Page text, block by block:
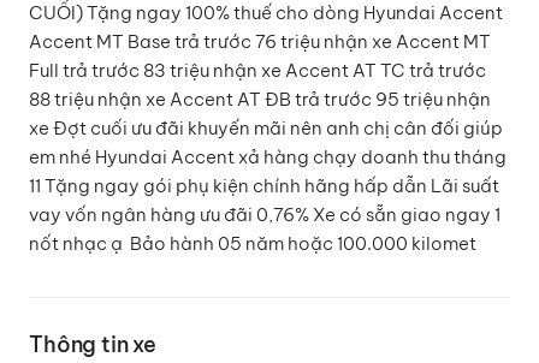
1.3. Đầu xe
So với thế hệ trước, Hyundai Accent 2021 sở hữu mặt
ca-lăng khung lưới kiểu hình thang ngược, nối liền với
dải đèn pha halogen dạng thấu kính kèm định vị LED
mới. Lưới tản nhiệt hiệu ứng thác đổ (Cascading)
chiếm phần lớn đầu xe. Các nan bên trong mạ chrome
sáng bóng, thiết kế tạo hiệu ứng như được dệt từ các
chi tiết kim loại mắt lưới.
CUỐI) Tặng ngay 100% thuế cho dòng Hyundai Accent
Accent MT Base trả trước 76 triệu nhận xe Accent MT
Full trả trước 83 triệu nhận xe Accent AT TC trả trước
88 triệu nhận xe Accent AT ĐB trả trước 95 triệu nhận
xe Đợt cuối ưu đãi khuyến mãi nên anh chị cân đối giúp
em nhé Hyundai Accent xả hàng chạy doanh thu tháng
11 ️Tặng ngay gói phụ kiện chính hãng hấp dẫn Lãi suất
vay vốn ngân hàng ưu đãi 0,76% Xe có sẵn giao ngay 1
nốt nhạc ạ ️ Bảo hành 05 năm hoặc 100.000 kilomet
Thông tin xe